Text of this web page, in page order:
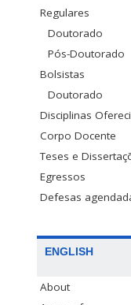
Regulares
Doutorado
Pós-Doutorado
Bolsistas
Doutorado
Disciplinas
Corpo Docente
Teses e
Egressos
Defesas
ENGLISH
About